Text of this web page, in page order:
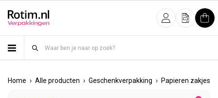
InloggenOfferte
Home › Alle producten › Geschenkverpakking › Papieren zakjes